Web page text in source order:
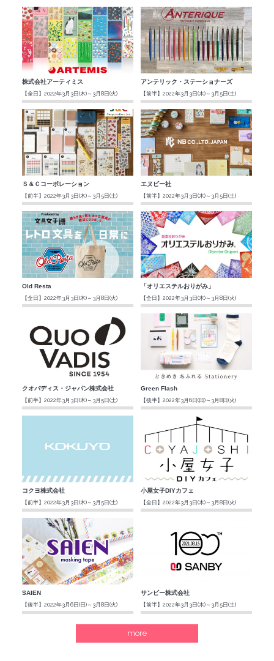
株式会社アーティミス
【全日】2022年3月3日(木)～3月8日(火)
アンテリック・ステーショナーズ
【前半】2022年3月3日(木)～3月5日(土)
Ｓ＆Ｃコーポレーション
【前半】2022年3月3日(木)～3月5日(土)
エヌビー社
【前半】2022年3月3日(木)～3月5日(土)
Old Resta
【全日】2022年3月3日(木)～3月8日(火)
「オリエステルおりがみ」
【全日】2022年3月3日(木)～3月8日(火)
クオバディス・ジャパン株式会社
【前半】2022年3月3日(木)～3月5日(土)
Green Flash
【後半】2022年3月6日(日)～3月8日(火)
コクヨ株式会社
【前半】2022年3月3日(木)～3月5日(土)
小屋女子DIYカフェ
【全日】2022年3月3日(木)～3月8日(火)
SAIEN
【後半】2022年3月6日(日)～3月8日(火)
サンビー株式会社
【前半】2022年3月3日(木)～3月5日(土)
more